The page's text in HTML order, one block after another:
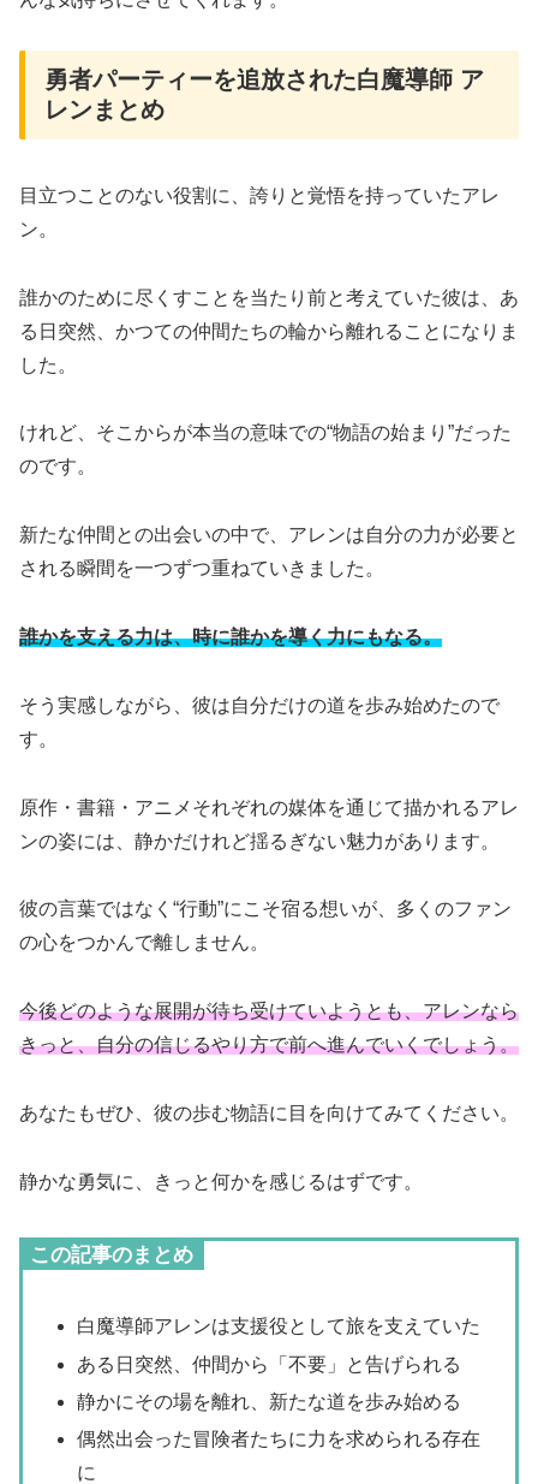
勇者パーティーを追放された白魔導師 ア
レンまとめ
目立つことのない役割に、誇りと覚悟を持っていたアレ
ン。
誰かのために尽くすことを当たり前と考えていた彼は、あ
る日突然、かつての仲間たちの輪から離れることになりま
した。
けれど、そこからが本当の意味での“物語の始まり”だった
のです。
新たな仲間との出会いの中で、アレンは自分の力が必要と
される瞬間を一つずつ重ねていきました。
誰かを支える力は、時に誰かを導く力にもなる。
そう実感しながら、彼は自分だけの道を歩み始めたので
す。
原作・書籍・アニメそれぞれの媒体を通じて描かれるアレ
ンの姿には、静かだけれど揺るぎない魅力があります。
彼の言葉ではなく“行動”にこそ宿る想いが、多くのファン
の心をつかんで離しません。
今後どのような展開が待ち受けていようとも、アレンなら
きっと、自分の信じるやり方で前へ進んでいくでしょう。
あなたもぜひ、彼の歩む物語に目を向けてみてください。
静かな勇気に、きっと何かを感じるはずです。
この記事のまとめ
白魔導師アレンは支援役として旅を支えていた
ある日突然、仲間から「不要」と告げられる
静かにその場を離れ、新たな道を歩み始める
偶然出会った冒険者たちに力を求められる存在
に